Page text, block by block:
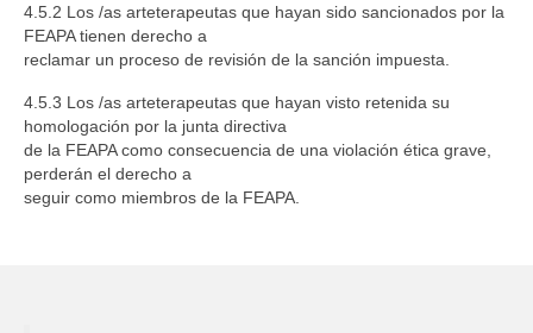
4.5.2 Los /as arteterapeutas que hayan sido sancionados por la
FEAPA tienen derecho a
reclamar un proceso de revisión de la sanción impuesta.
4.5.3 Los /as arteterapeutas que hayan visto retenida su
homologación por la junta directiva
de la FEAPA como consecuencia de una violación ética grave,
perderán el derecho a
seguir como miembros de la FEAPA.